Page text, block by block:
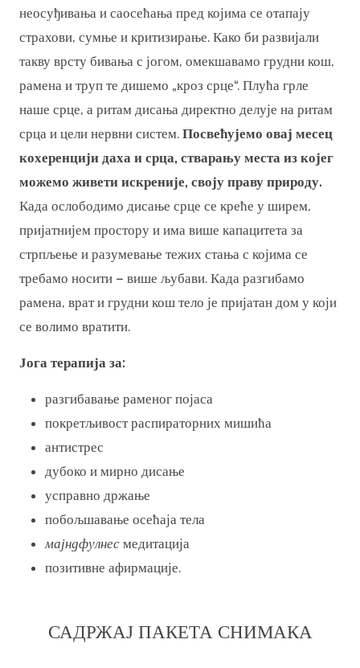
неосуђивања и саосећања пред којима се отапају
страхови, сумње и критизирање. Како би развијали
такву врсту бивања с јогом, омекшавамо грудни кош,
рамена и труп те дишемо „кроз срце“. Плућа грле
наше срце, а ритам дисања директно делује на ритам
срца и цели нервни систем. Посвећујемо овај месец
кохеренцији даха и срца, стварању места из којег
можемо живети искреније, своју праву природу.
Када ослободимо дисање срце се креће у ширем,
пријатнијем простору и има више капацитета за
стрпљење и разумевање тежих стања с којима се
требамо носити – више љубави. Када разгибамо
рамена, врат и грудни кош тело је пријатан дом у који
се волимо вратити.
Јога терапија за:
разгибавање раменог појаса
покретљивост распираторних мишића
антистрес
дубоко и мирно дисање
усправно држање
побољшавање осећаја тела
мајндфулнес медитација
позитивне афирмације.
САДРЖАЈ ПАКЕТА СНИМАКА